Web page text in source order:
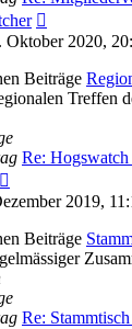
Beitrag
Oktober 2020,
Treffen
Re:
Beitrag 2019,
Re: